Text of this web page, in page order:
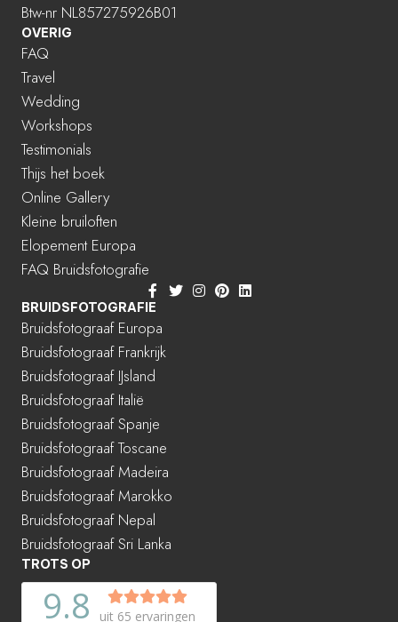
Btw-nr NL857275926B01
OVERIG
FAQ
Travel
Wedding
Workshops
Testimonials
Thijs het boek
Online Gallery
Kleine bruiloften
Elopement Europa
FAQ Bruidsfotografie
BRUIDSFOTOGRAFIE
Bruidsfotograaf Europa
Bruidsfotograaf Frankrijk
Bruidsfotograaf IJsland
Bruidsfotograaf Italië
Bruidsfotograaf Spanje
Bruidsfotograaf Toscane
Bruidsfotograaf Madeira
Bruidsfotograaf Marokko
Bruidsfotograaf Nepal
Bruidsfotograaf Sri Lanka
TROTS OP